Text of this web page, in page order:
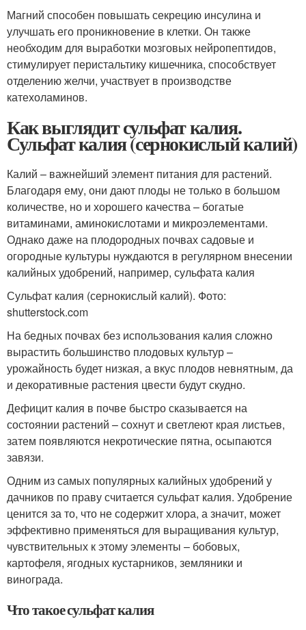
Магний способен повышать секрецию инсулина и
улучшать его проникновение в клетки. Он также
необходим для выработки мозговых нейропептидов,
стимулирует перистальтику кишечника, способствует
отделению желчи, участвует в производстве
катехоламинов.
Как выглядит сульфат калия.
Сульфат калия (сернокислый калий)
Калий – важнейший элемент питания для растений.
Благодаря ему, они дают плоды не только в большом
количестве, но и хорошего качества – богатые
витаминами, аминокислотами и микроэлементами.
Однако даже на плодородных почвах садовые и
огородные культуры нуждаются в регулярном внесении
калийных удобрений, например, сульфата калия
Сульфат калия (сернокислый калий). Фото:
shutterstock.com
На бедных почвах без использования калия сложно
вырастить большинство плодовых культур –
урожайность будет низкая, а вкус плодов невнятным, да
и декоративные растения цвести будут скудно.
Дефицит калия в почве быстро сказывается на
состоянии растений – сохнут и светлеют края листьев,
затем появляются некротические пятна, осыпаются
завязи.
Одним из самых популярных калийных удобрений у
дачников по праву считается сульфат калия. Удобрение
ценится за то, что не содержит хлора, а значит, может
эффективно применяться для выращивания культур,
чувствительных к этому элементы – бобовых,
картофеля, ягодных кустарников, земляники и
винограда.
Что такое сульфат калия